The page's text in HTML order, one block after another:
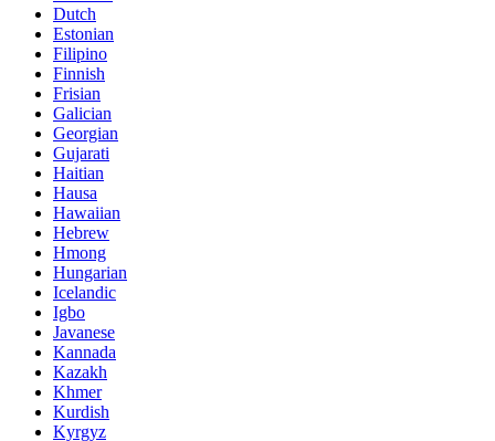
Dutch
Estonian
Filipino
Finnish
Frisian
Galician
Georgian
Gujarati
Haitian
Hausa
Hawaiian
Hebrew
Hmong
Hungarian
Icelandic
Igbo
Javanese
Kannada
Kazakh
Khmer
Kurdish
Kyrgyz